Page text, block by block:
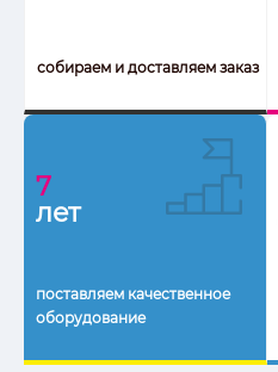
собираем и доставляем заказ
7
лет
поставляем качественное
оборудование